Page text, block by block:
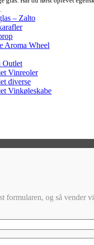
– Zalto
Aroma Wheel
Vinreoler
diverse
Vinkøleskabe
formularen, og så vender